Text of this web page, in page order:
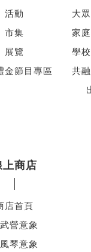
活動
市集
展覽
金節目專區
大
家
學
共
上商店
店首頁
營意象
琴意象